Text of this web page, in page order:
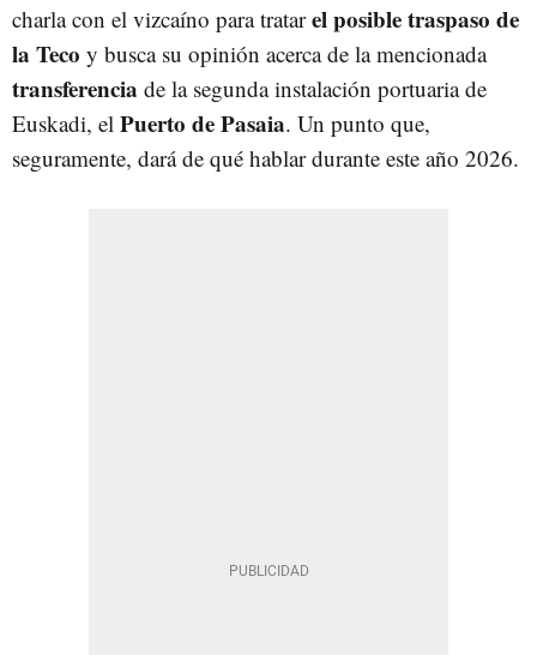
charla con el vizcaíno para tratarel posible traspaso de
la Teco y busca su opinión acerca de la mencionada
transferencia de la segunda instalación portuaria de
Euskadi, el Puerto de Pasaia. Un punto que,
seguramente, dará de qué hablar durante este año 2026.